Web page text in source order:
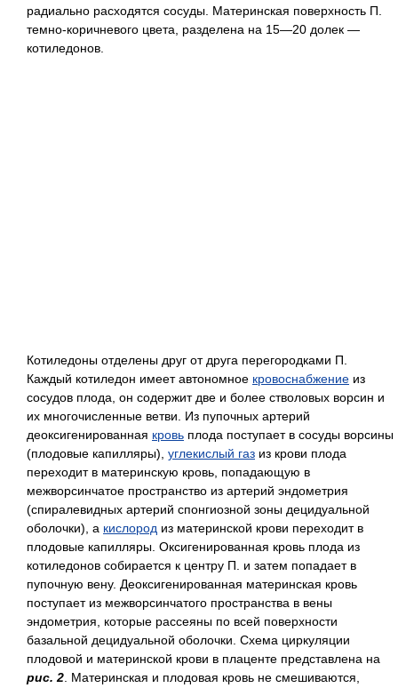
радиально расходятся сосуды. Материнская поверхность П.
темно-коричневого цвета, разделена на 15—20 долек —
котиледонов.
Котиледоны отделены друг от друга перегородками П.
Каждый котиледон имеет автономное кровоснабжение из
сосудов плода, он содержит две и более стволовых ворсин и
их многочисленные ветви. Из пупочных артерий
деоксигенированная кровь плода поступает в сосуды ворсины
(плодовые капилляры), углекислый газ из крови плода
переходит в материнскую кровь, попадающую в
межворсинчатое пространство из артерий эндометрия
(спиралевидных артерий спонгиозной зоны децидуальной
оболочки), а кислород из материнской крови переходит в
плодовые капилляры. Оксигенированная кровь плода из
котиледонов собирается к центру П. и затем попадает в
пупочную вену. Деоксигенированная материнская кровь
поступает из межворсинчатого пространства в вены
эндометрия, которые рассеяны по всей поверхности
базальной децидуальной оболочки. Схема циркуляции
плодовой и материнской крови в плаценте представлена на
рис. 2 . Материнская и плодовая кровь не смешиваются,